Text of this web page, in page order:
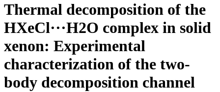
Thermal decomposition of the
HXeCl···H2O complex in solid
xenon: Experimental
characterization of the two-
body decomposition channel